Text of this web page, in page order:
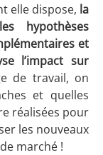
elle dispose, la
hypothèses
et
l’impact sur
de travail, on
et quelles
réalisées pour
les nouveaux
marché !